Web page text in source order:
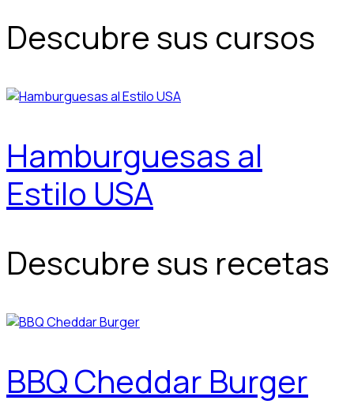
Descubre sus cursos
Hamburguesas al
Estilo USA
Descubre sus recetas
BBQ Cheddar Burger